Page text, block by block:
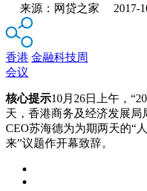
来源：网贷之家 2017-
香港 金融科技周
会议
核心提示10月26日上午，
天，香港商务及经济发展局
CEO苏海德为为期两天的“
来”议题作开幕致辞。